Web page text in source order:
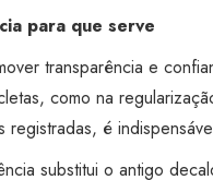
para que serve
transparência e
como na
registradas, é
substitui o antigo